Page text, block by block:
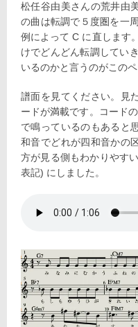
日
リ
ー:
松任谷由美さんの荒井由
の曲は転調で５度圏を一
例によって C に直します
けでどんどん転調してい
いるのかと言うのがこのペ
譜面を見てください。見
ードが満載です。コード
で鳴っているのもあると
和音でどれが四和音かの
方が見る側もわかりやす
表記) にしました。